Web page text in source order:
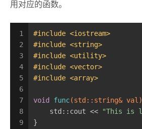
用对应的函数。
1
2
3
4
5
6
7
8
9
#include <iostream>
#include <string>
#include <utility>
#include <vector>
#include <array>
void func(std::string& val)
    std::cout <<
"This is
}